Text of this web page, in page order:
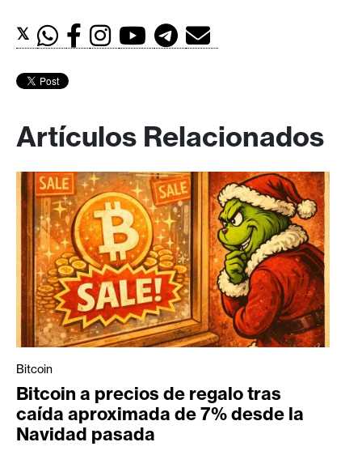
𝕏
Artículos Relacionados
Bitcoin
Bitcoin a precios de regalo tras
caída aproximada de 7% desde la
Navidad pasada